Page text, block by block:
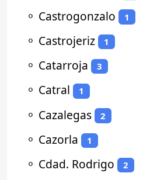
⚬ Castrogonzalo 1
⚬ Castrojeriz 1
⚬ Catarroja 3
⚬ Catral 1
⚬ Cazalegas 2
⚬ Cazorla 1
⚬ Cdad. Rodrigo 2